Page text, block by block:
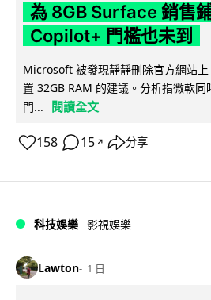
為 8GB Surface 銷售
Copilot+ 門檻也未到
Microsoft 被發現靜靜刪除官方網站
置 32GB RAM 的建議。分析指微軟同
門...
閱讀全文
158 15 ↗ 分享
科技娛樂 影視娛樂
Lawton 1 日